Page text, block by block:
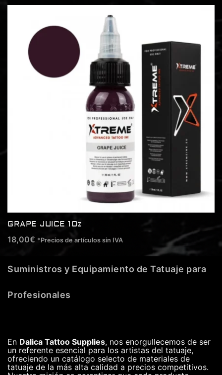
GRAPE JUICE 1Oz
18,00€ *Precios de artículos sin IVA
Suministros y Equipamiento de Tatuaje para
Profesionales
En Dalica Tattoo Supplies, nos enorgullecemos de ser
un referente esencial para los artistas del tatuaje,
ofreciendo un catálogo selecto de materiales de
tatuaje de la más alta calidad a precios competitivos.